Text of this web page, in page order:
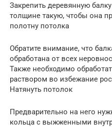
Закрепить деревянную
толщине такую, чтобы она
полотну потолка
Обратите внимание, что
обработана от всех
Также необходимо
раствором во избежание
Натянуть потолок
Предварительно на него
кольца с выжженными